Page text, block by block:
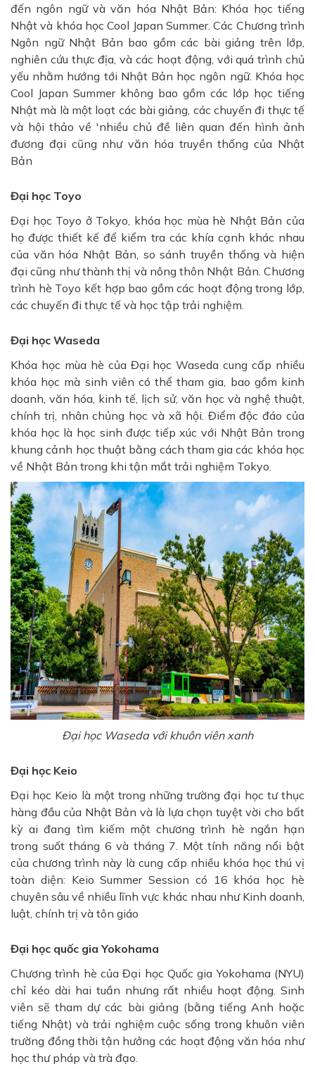
đến ngôn ngữ và văn hóa Nhật Bản: Khóa học tiếng
Nhật và khóa học Cool Japan Summer. Các Chương trình
Ngôn ngữ Nhật Bản bao gồm các bài giảng trên lớp,
nghiên cứu thực địa, và các hoạt động, với quá trình chủ
yếu nhằm hướng tới Nhật Bản học ngôn ngữ. Khóa học
Cool Japan Summer không bao gồm các lớp học tiếng
Nhật mà là một loạt các bài giảng, các chuyến đi thực tế
và hội thảo về 'nhiều chủ đề liên quan đến hình ảnh
đương đại cũng như văn hóa truyền thống của Nhật
Bản
Đại học Toyo
Đại học Toyo ở Tokyo, khóa học mùa hè Nhật Bản của
họ được thiết kế để kiểm tra các khía cạnh khác nhau
của văn hóa Nhật Bản, so sánh truyền thống và hiện
đại cũng như thành thị và nông thôn Nhật Bản. Chương
trình hè Toyo kết hợp bao gồm các hoạt động trong lớp,
các chuyến đi thực tế và học tập trải nghiệm.
Đại học Waseda
Khóa học mùa hè của Đại học Waseda cung cấp nhiều
khóa học mà sinh viên có thể tham gia, bao gồm kinh
doanh, văn hóa, kinh tế, lịch sử, văn học và nghệ thuật,
chính trị, nhân chủng học và xã hội. Điểm độc đáo của
khóa học là học sinh được tiếp xúc với Nhật Bản trong
khung cảnh học thuật bằng cách tham gia các khóa học
về Nhật Bản trong khi tận mắt trải nghiệm Tokyo.
Đại học Waseda với khuôn viên xanh
Đại học Keio
Đại học Keio là một trong những trường đại học tư thục
hàng đầu của Nhật Bản và là lựa chọn tuyệt vời cho bất
kỳ ai đang tìm kiếm một chương trình hè ngắn hạn
trong suốt tháng 6 và tháng 7. Một tính năng nổi bật
của chương trình này là cung cấp nhiều khóa học thú vị
toàn diện: Keio Summer Session có 16 khóa học hè
chuyên sâu về nhiều lĩnh vực khác nhau như Kinh doanh,
luật, chính trị và tôn giáo
Đại học quốc gia Yokohama
Chương trình hè của Đại học Quốc gia Yokohama (NYU)
chỉ kéo dài hai tuần nhưng rất nhiều hoạt động. Sinh
viên sẽ tham dự các bài giảng (bằng tiếng Anh hoặc
tiếng Nhật) và trải nghiệm cuộc sống trong khuôn viên
trường đồng thời tận hưởng các hoạt động văn hóa như
học thư pháp và trà đạo.